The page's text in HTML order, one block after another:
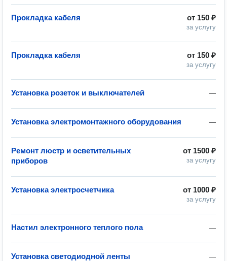
от 150 ₽
за услугу
Прокладка кабеля
от 150 ₽
за услугу
Прокладка кабеля
—
Установка розеток и выключателей
—
Установка электромонтажного оборудования
от 1500 ₽
за услугу
Ремонт люстр и осветительных
приборов
от 1000 ₽
за услугу
Установка электросчетчика
—
Настил электронного теплого пола
—
Установка светодиодной ленты